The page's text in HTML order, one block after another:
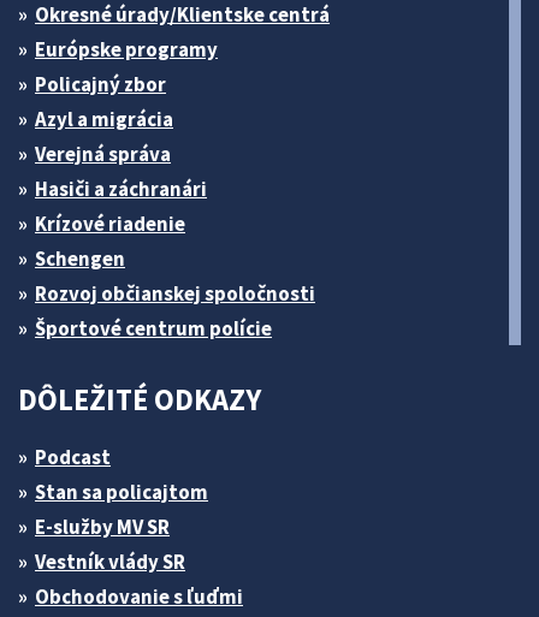
Okresné úrady/Klientske centrá
Európske programy
Policajný zbor
Azyl a migrácia
Verejná správa
Hasiči a záchranári
Krízové riadenie
Schengen
Rozvoj občianskej spoločnosti
Športové centrum polície
DÔLEŽITÉ ODKAZY
Podcast
Stan sa policajtom
E-služby MV SR
Vestník vlády SR
Obchodovanie s ľuďmi